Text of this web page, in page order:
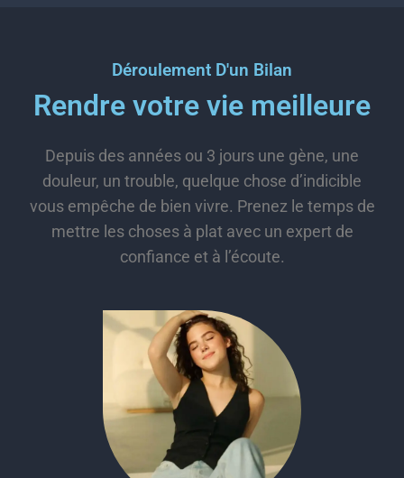
Déroulement D'un Bilan
Rendre votre vie meilleure
Depuis des années ou 3 jours une gène, une
douleur, un trouble, quelque chose d’indicible
vous empêche de bien vivre. Prenez le temps de
mettre les choses à plat avec un expert de
confiance et à l’écoute.